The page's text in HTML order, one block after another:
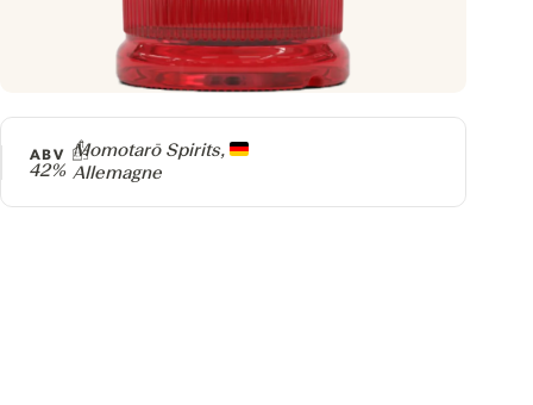
Producteur
Momotarō Spirits,
Allemagne
ABV
42%